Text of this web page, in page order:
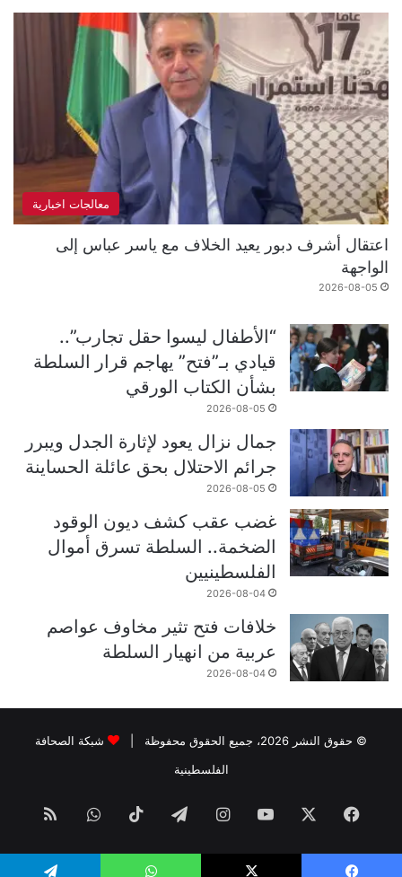
معالجات اخبارية
اعتقال أشرف دبور يعيد الخلاف مع ياسر عباس إلى
الواجهة
2026-08-05
“الأطفال ليسوا حقل تجارب”..
قيادي بـ”فتح” يهاجم قرار السلطة
بشأن الكتاب الورقي
2026-08-05
جمال نزال يعود لإثارة الجدل ويبرر
جرائم الاحتلال بحق عائلة الحساينة
2026-08-05
غضب عقب كشف ديون الوقود
الضخمة.. السلطة تسرق أموال
الفلسطينيين
2026-08-04
خلافات فتح تثير مخاوف عواصم
عربية من انهيار السلطة
2026-08-04
© حقوق النشر 2026، جميع الحقوق محفوظة |
شبكة الصحافة
الفلسطينية
فيسبوك ‫YouTubeانستقرامتيلقرام ‫TikTokواتسابملخص
الموقع